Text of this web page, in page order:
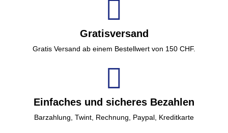
Gratisversand
Gratis Versand ab einem Bestellwert von 150 CHF.
Einfaches und sicheres Bezahlen
Barzahlung, Twint, Rechnung, Paypal, Kreditkarte